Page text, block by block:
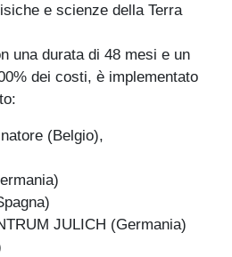
e scienze della Terra
una durata di 48 mesi e un
dei costi, è implementato
(Belgio),
JULICH (Germania)